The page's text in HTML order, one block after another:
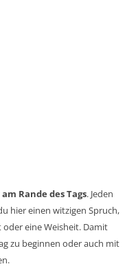
Rande des Tags. Jeden
hier einen witzigen Spruch,
eine Weisheit. Damit
zu beginnen oder auch mit